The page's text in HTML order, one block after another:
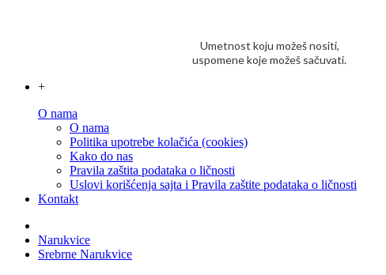
Umetnost koju možeš nositi,
uspomene koje možeš sačuvati.
+
O nama
O nama
Politika upotrebe kolačića (cookies)
Kako do nas
Pravila zaštita podataka o ličnosti
Uslovi korišćenja sajta i Pravila zaštite podataka o ličnosti
Kontakt
Narukvice
Srebrne Narukvice